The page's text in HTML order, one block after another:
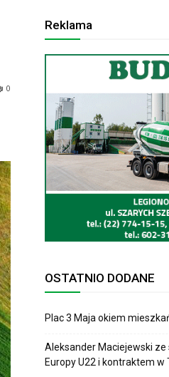
0
Reklama
OSTATNIO DODANE
Plac 3 Maja okiem
Aleksander Maciejewski
Europy U22 i kontraktem w